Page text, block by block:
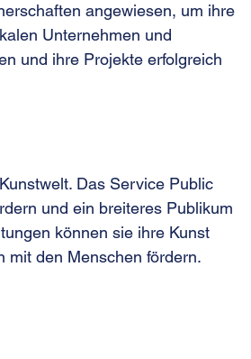
angewiesen, um ihre
Unternehmen und
und ihre Projekte erfolgreich
Das Service Public
und ein breiteres Publikum
können sie ihre Kunst
mit den Menschen fördern.